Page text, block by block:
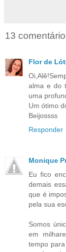
13
Flor de
alma e do
uma
Um ótimo
Beijossss
Responder
Monique
Eu fico
demais
que é
pela sua
Somos
em
tempo